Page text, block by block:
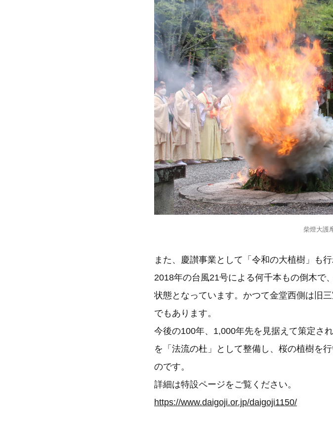
柴燈大護
また、慶讃事業として「令和の大植樹」も行
2018年の台風21号による何千本もの倒木で
状態となっています。かつて金堂西側は旧
でもあります。
今後の100年、1,000年先を見据えて策定さ
を「法流の杜」として整備し、桜の植樹を
のです。
詳細は特設ページをご覧ください。
https://www.daigoji.or.jp/daigoji1150/